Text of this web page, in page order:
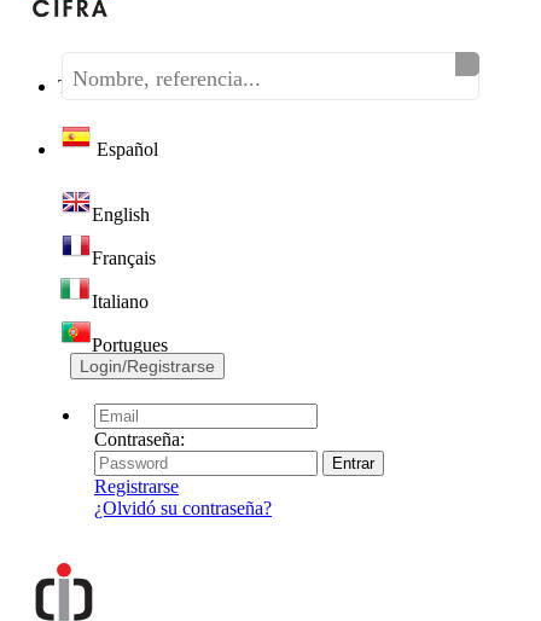
Teléfono:(+34) 968 320 046
Español
English
Français
Italiano
Portugues
Login/Registrarse
Contraseña:
Registrarse
¿Olvidó su contraseña?